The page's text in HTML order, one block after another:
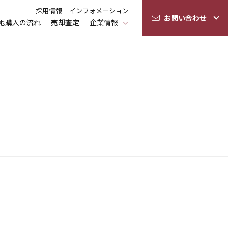
採用情報 インフォメーション
購入の流れ 売却査定 企業情報 お問い合わせ